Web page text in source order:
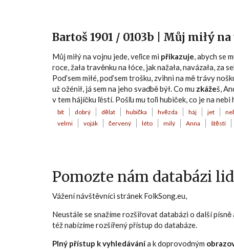
Bartoš 1901 / 0103b | Můj miłý
Můj miłý na vojnu jede, veľice mi přikazuje, abych se
roce, žała travěnku na łóce, jak nažała, navázała, za
Poď sem miłé, poď sem trošku, zvihni na mě trávy
už ožénił, já sem na jeho svaďbě býł. Co mu zkážeš,
v tem hájíčku ľéstí. Pošľu mu toľi hubiček, co je na nebi
bít dobrý dělat hubička hvězda háj jet
velmi
voják červený léto milý Anna štěstí
Pomozte nám databázi
Vážení návštěvníci stránek FolkSong.eu,
Neustále se snažíme rozšiřovat databázi o další
též nabízíme rozšířený přístup do databáze.
Plný přístup k vyhledávánía k doprovodným